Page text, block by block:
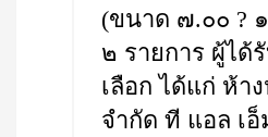
(ขนาด ๗.๐๐ ?
๒ รายการ ผู้ได้
เลือก ได้แก่ ห้า
จำกัด ที แอล เอ็